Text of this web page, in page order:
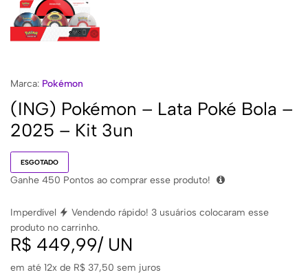
Marca: Pokémon
(ING) Pokémon – Lata Poké Bola –
2025 – Kit 3un
ESGOTADO
Ganhe 450 Pontos ao comprar esse produto!
Imperdível Vendendo rápido! 3 usuários colocaram esse
produto no carrinho.
R$ 449,99/ UN
em até 12x de R$ 37,50 sem juros